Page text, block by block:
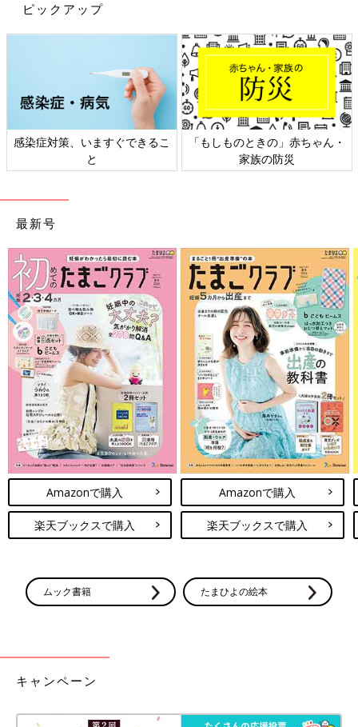
ピックアップ
日本外来小児科学会リーフレッ
ト検討会
六星占術 細木かおりさんの人生
相談
最新号
Amazonで購入
楽天ブックスで購入
Amazonで購入
楽天ブックスで購入
ムック書籍 たまひよの絵本
キャンペーン